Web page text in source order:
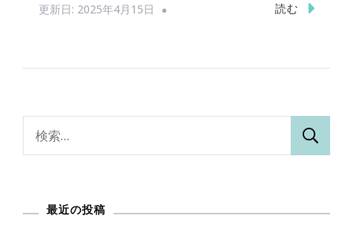
更新日: 2025年4月15日 読む
最近の投稿